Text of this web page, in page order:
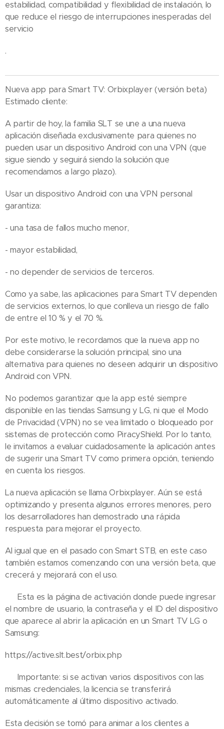
estabilidad, compatibilidad y flexibilidad de instalación, lo
que reduce el riesgo de interrupciones inesperadas del
servicio
.
Nueva app para Smart TV: Orbixplayer (versión beta)
Estimado cliente:
A partir de hoy, la familia SLT se une a una nueva
aplicación diseñada exclusivamente para quienes no
pueden usar un dispositivo Android con una VPN (que
sigue siendo y seguirá siendo la solución que
recomendamos a largo plazo).
Usar un dispositivo Android con una VPN personal
garantiza:
- una tasa de fallos mucho menor,
- mayor estabilidad,
- no depender de servicios de terceros.
Como ya sabe, las aplicaciones para Smart TV dependen
de servicios externos, lo que conlleva un riesgo de fallo
de entre el 10 % y el 70 %.
Por este motivo, le recordamos que la nueva app no ​​
debe considerarse la solución principal, sino una
alternativa para quienes no deseen adquirir un dispositivo
Android con VPN.
No podemos garantizar que la app esté siempre
disponible en las tiendas Samsung y LG, ni que el Modo
de Privacidad (VPN) no se vea limitado o bloqueado por
sistemas de protección como PiracyShield. Por lo tanto,
le invitamos a evaluar cuidadosamente la aplicación antes
de sugerir una Smart TV como primera opción, teniendo
en cuenta los riesgos.
La nueva aplicación se llama Orbixplayer. Aún se está
optimizando y presenta algunos errores menores, pero
los desarrolladores han demostrado una rápida
respuesta para mejorar el proyecto.
Al igual que en el pasado con Smart STB, en este caso
también estamos comenzando con una versión beta, que
crecerá y mejorará con el uso.
👉 Esta es la página de activación donde puede ingresar
el nombre de usuario, la contraseña y el ID del dispositivo
que aparece al abrir la aplicación en un Smart TV LG o
Samsung:
https://active.slt.best/orbix.php
⚠️ Importante: si se activan varios dispositivos con las
mismas credenciales, la licencia se transferirá
automáticamente al último dispositivo activado.
Esta decisión se tomó para animar a los clientes a